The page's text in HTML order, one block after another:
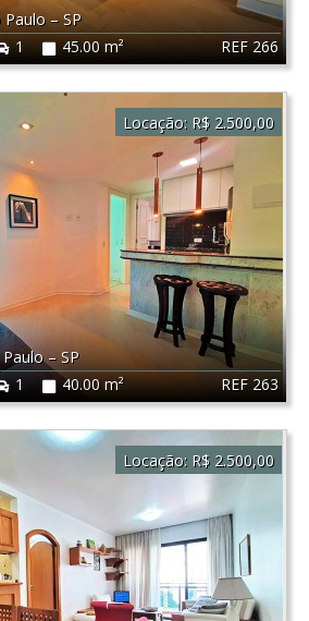
REF 266
Paulo–SP
1 45.00 m²
REF 263
Paulo–SP
1 40.00 m²
Locação: R$ 2.500,00
Locação: R$ 2.500,00